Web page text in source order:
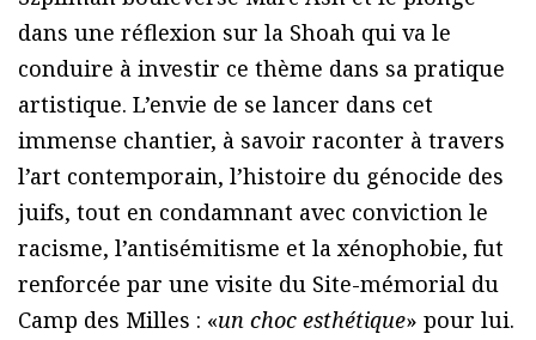
dans une réflexion sur la Shoah qui va le
conduire à investir ce thème dans sa pratique
artistique. L’envie de se lancer dans cet
immense chantier, à savoir raconter à travers
l’art contemporain, l’histoire du génocide des
juifs, tout en condamnant avec conviction le
racisme, l’antisémitisme et la xénophobie, fut
renforcée par une visite du Site-mémorial du
Camp des Milles : «un choc esthétique» pour lui.